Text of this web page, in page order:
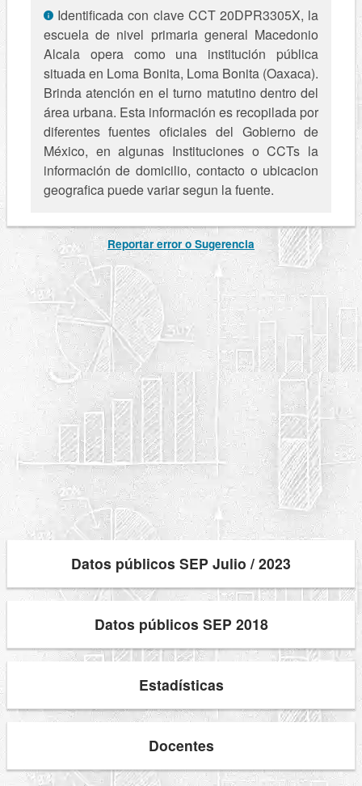
Identificada con clave CCT 20DPR3305X, la
escuela de nivel primaria general Macedonio
Alcala opera como una institución pública
situada en Loma Bonita, Loma Bonita (Oaxaca).
Brinda atención en el turno matutino dentro del
área urbana. Esta información es recopilada por
diferentes fuentes oficiales del Gobierno de
México, en algunas Instituciones o CCTs la
información de domicilio, contacto o ubicacion
geografica puede variar segun la fuente.
Reportar error o Sugerencia
Datos públicos SEP Julio / 2023
Datos públicos SEP 2018
Estadísticas
Docentes